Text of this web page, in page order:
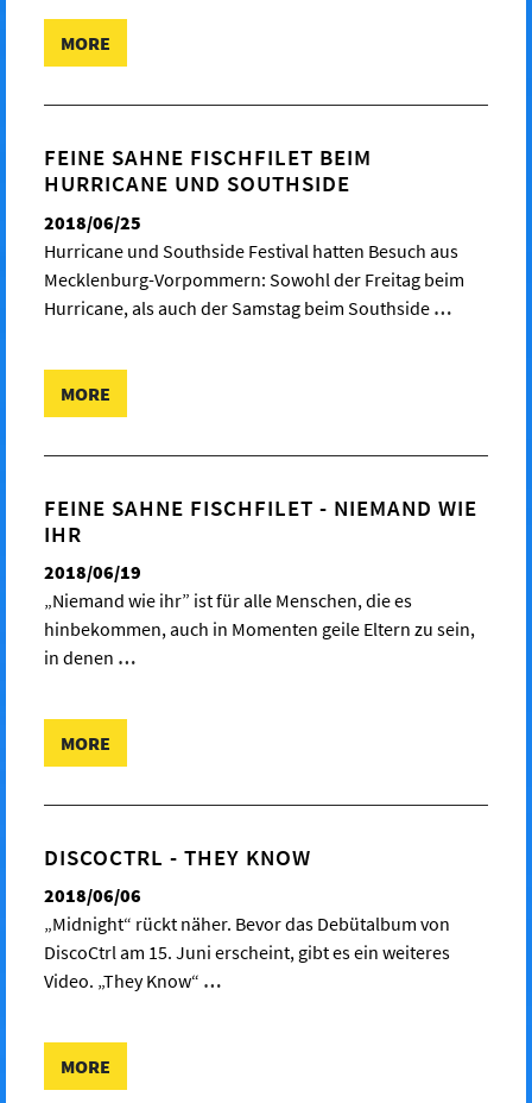
MORE
FEINE SAHNE FISCHFILET BEIM
HURRICANE UND SOUTHSIDE
2018/06/25
Hurricane und Southside Festival hatten Besuch aus
Mecklenburg-Vorpommern: Sowohl der Freitag beim
Hurricane, als auch der Samstag beim Southside …
MORE
FEINE SAHNE FISCHFILET - NIEMAND WIE
IHR
2018/06/19
„Niemand wie ihr” ist für alle Menschen, die es
hinbekommen, auch in Momenten geile Eltern zu sein,
in denen …
MORE
DISCOCTRL - THEY KNOW
2018/06/06
„Midnight“ rückt näher. Bevor das Debütalbum von
DiscoCtrl am 15. Juni erscheint, gibt es ein weiteres
Video. „They Know“ …
MORE